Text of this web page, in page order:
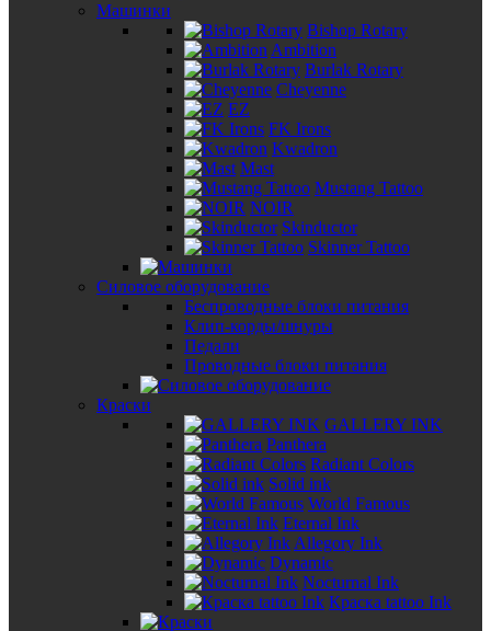
Машинки
Bishop Rotary
Ambition
Burlak Rotary
Cheyenne
EZ
FK Irons
Kwadron
Mast
Mustang Tattoo
NOIR
Skinductor
Skinner Tattoo
Силовое оборудование
Беспроводные блоки питания
Клип-корды/шнуры
Педали
Проводные блоки питания
Краски
GALLERY INK
Panthera
Radiant Colors
Solid ink
World Famous
Eternal Ink
Allegory Ink
Dynamic
Nocturnal Ink
Краска tattoo Ink